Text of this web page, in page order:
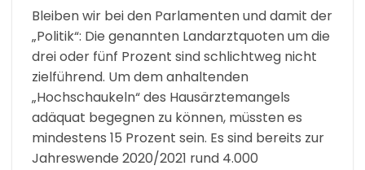
Bleiben wir bei den Parlamenten und damit der
„Politik“: Die genannten Landarztquoten um die
drei oder fünf Prozent sind schlichtweg nicht
zielführend. Um dem anhaltenden
„Hochschaukeln“ des Hausärztemangels
adäquat begegnen zu können, müssten es
mindestens 15 Prozent sein. Es sind bereits zur
Jahreswende 2020/2021 rund 4.000